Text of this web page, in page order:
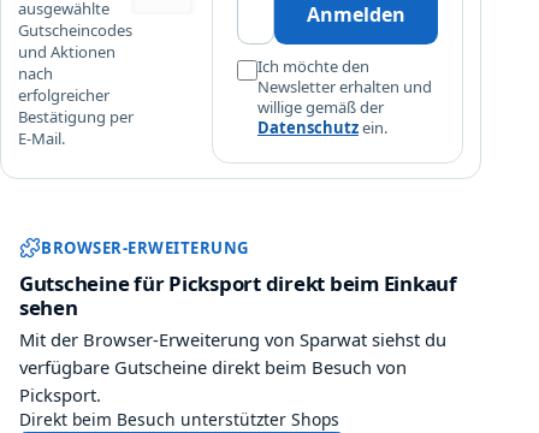
r
t
ausgewählte
Gutscheincodes
und Aktionen
nach
erfolgreicher
Bestätigung per
E-Mail.
Anmelden
Ich möchte den
Newsletter erhalten und
willige gemäß der
Datenschutzein.
Sparwat Browser-Erweiterung und
BROWSER-ERWEITERUNG
Gutscheine für Picksport direkt beim Einkauf
sehen
Mit der Browser-Erweiterung von Sparwat siehst du
verfügbare Gutscheine direkt beim Besuch von
Picksport.
Direkt beim Besuch unterstützter Shops